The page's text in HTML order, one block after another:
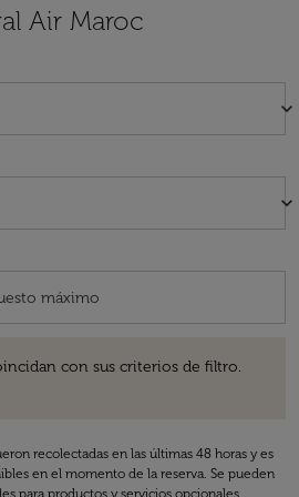
Air Maroc
keyboard_arrow_down
keyboard_arrow_down
con sus criterios de filtro.
recolectadas en las últimas 48 horas y es
en el momento de la reserva. Se pueden
para productos y servicios opcionales.